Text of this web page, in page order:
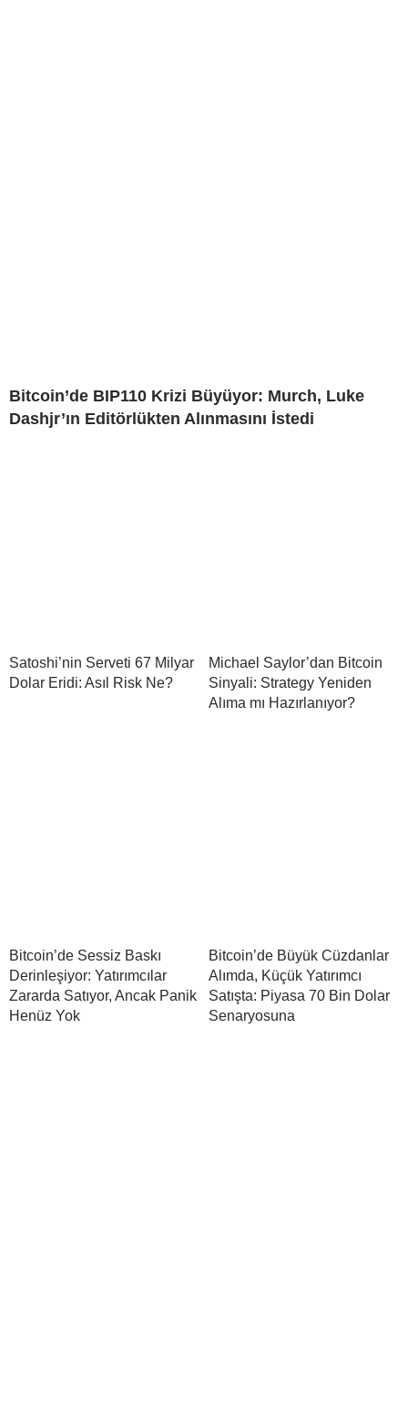
Bitcoin’de BIP110 Krizi Büyüyor: Murch, Luke
Dashjr’ın Editörlükten Alınmasını İstedi
Satoshi’nin Serveti 67 Milyar
Dolar Eridi: Asıl Risk Ne?
Michael Saylor’dan Bitcoin
Sinyali: Strategy Yeniden
Alıma mı Hazırlanıyor?
Bitcoin’de Sessiz Baskı
Derinleşiyor: Yatırımcılar
Zararda Satıyor, Ancak Panik
Henüz Yok
Bitcoin’de Büyük Cüzdanlar
Alımda, Küçük Yatırımcı
Satışta: Piyasa 70 Bin Dolar
Senaryosuna